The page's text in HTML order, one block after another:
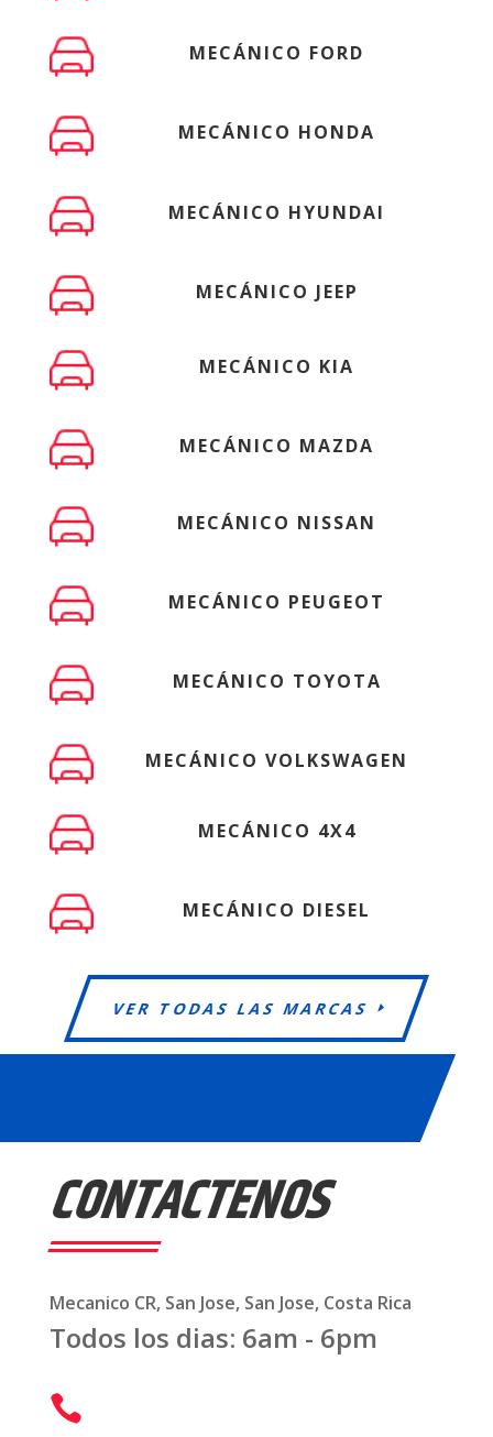
MECÁNICO FORD
MECÁNICO HONDA
MECÁNICO HYUNDAI
MECÁNICO JEEP
MECÁNICO KIA
MECÁNICO MAZDA
MECÁNICO NISSAN
MECÁNICO PEUGEOT
MECÁNICO TOYOTA
MECÁNICO VOLKSWAGEN
MECÁNICO 4X4
MECÁNICO DIESEL
VER TODAS LAS MARCAS
CONTACTENOS
Mecanico CR, San Jose, San Jose, Costa Rica
Todos los dias: 6am - 6pm
